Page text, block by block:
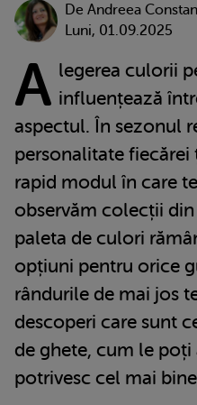
De Andreea
Luni, 01.09.2025
A legerea culorii
influențează
aspectul. În sezonul
personalitate
rapid modul în care
observăm colecții
paleta de culori
opțiuni pentru orice
rândurile de mai jos
descoperi care sunt
de ghete, cum le poți
potrivesc cel mai